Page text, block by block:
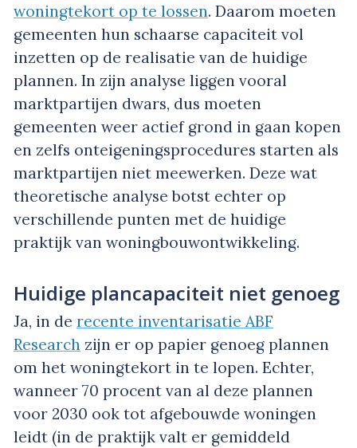
woningtekort op te lossen. Daarom moeten
gemeenten hun schaarse capaciteit vol
inzetten op de realisatie van de huidige
plannen. In zijn analyse liggen vooral
marktpartijen dwars, dus moeten
gemeenten weer actief grond in gaan kopen
en zelfs onteigeningsprocedures starten als
marktpartijen niet meewerken. Deze wat
theoretische analyse botst echter op
verschillende punten met de huidige
praktijk van woningbouwontwikkeling.
Huidige plancapaciteit niet genoeg
Ja, in de recente inventarisatie ABF
Research zijn er op papier genoeg plannen
om het woningtekort in te lopen. Echter,
wanneer 70 procent van al deze plannen
voor 2030 ook tot afgebouwde woningen
leidt (in de praktijk valt er gemiddeld